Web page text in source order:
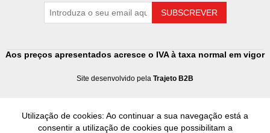
Aos preços apresentados acresce o IVA à taxa normal em vigor
Site desenvolvido pela Trajeto B2B
Utilização de cookies: Ao continuar a sua navegação está a
consentir a utilização de cookies que possibilitam a